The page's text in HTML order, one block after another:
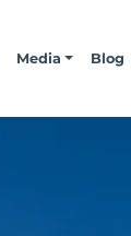
Media Blog